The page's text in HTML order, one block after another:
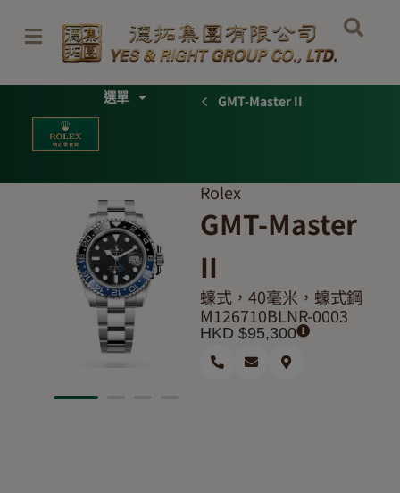
content
Menu GMT-Master II
Rolex
GMT-Master
II
蠔式，40毫米，蠔式鋼
M126710BLNR-0003
HKD $95,300